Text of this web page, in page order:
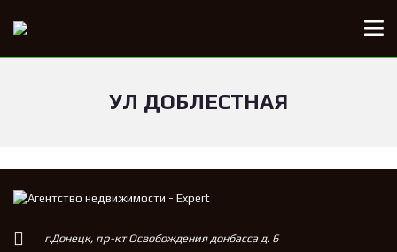
УЛ ДОБЛЕСТНАЯ
г.Донецк, пр-кт Освобождения донбасса д. 6